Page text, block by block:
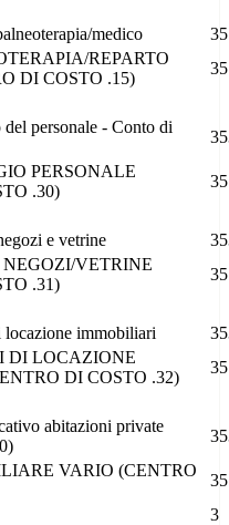
medico
REPARTO
DI COSTO .15)
35
personale - Conto di
PERSONALE
.30)
35
e vetrine
VETRINE
.31)
35
immobiliari
DI LOCAZIONE
DI COSTO .32)
35
abitazioni private
VARIO (CENTRO
35
3